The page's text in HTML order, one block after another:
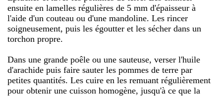
ensuite en lamelles régulières de 5 mm d'épaisseur à
l'aide d'un couteau ou d'une mandoline. Les rincer
soigneusement, puis les égoutter et les sécher dans un
torchon propre.
Dans une grande poêle ou une sauteuse, verser l'huile
d'arachide puis faire sauter les pommes de terre par
petites quantités. Les cuire en les remuant régulièrement
pour obtenir une cuisson homogène, jusqu'à ce que la